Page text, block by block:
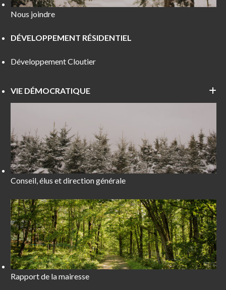
Nous joindre
DÉVELOPPEMENT RÉSIDENTIEL
Développement Cloutier
VIE DÉMOCRATIQUE
Conseil, élus et direction générale
Rapport de la mairesse